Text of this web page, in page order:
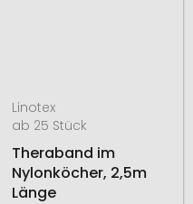
Linotex
ab 25 Stück
Theraband im
Nylonköcher, 2,5m
Länge